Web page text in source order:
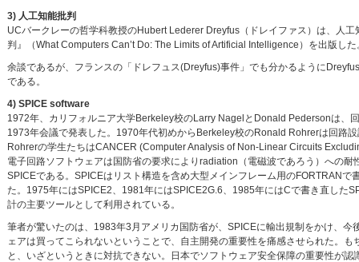
3) 人工知能批判
UCバークレーの哲学科教授のHubert Lederer Dreyfus（ドレイファス）は、人
判』（What Computers Can’t Do: The Limits of Artificial Intelligence）を出版し
余談であるが、フランスの「ドレフュス(Dreyfus)事件」でも分かるように
である。
4) SPICE software
1972年、カリフォルニア大学Berkeley校のLarry NagelとDonald Pedersonは、
1973年会議で発表した。1970年代初めからBerkeley校のRonald Rohrerは回路
Rohrerの学生たちはCANCER (Computer Analysis of Non-Linear Circuits
電子回路ソフトウェアは国防省の要求によりradiation（電磁波であろう）への
SPICEである。SPICEはリスト構造を含め大型メインフレーム用のFORTRAN
た。1975年にはSPICE2、1981年にはSPICE2G.6、1985年にはCで書き直した
計の主要ツールとして利用されている。
筆者が驚いたのは、1983年3月アメリカ国防省が、SPICEに輸出規制をかけ、
ェアは買ってこられないということで、自主開発の重要性を痛感させられた。
と、いざというときに対抗できない。日本でソフトウェア安全保障の重要性が